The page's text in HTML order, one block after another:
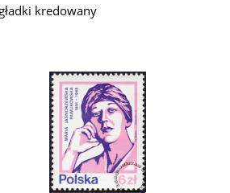
kredowany